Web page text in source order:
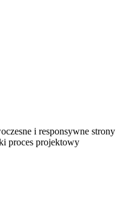
i responsywne strony
proces projektowy